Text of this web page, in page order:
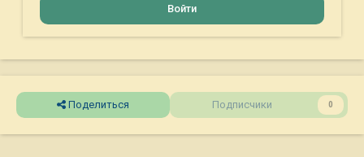
Войти
Поделиться Подписчики 0